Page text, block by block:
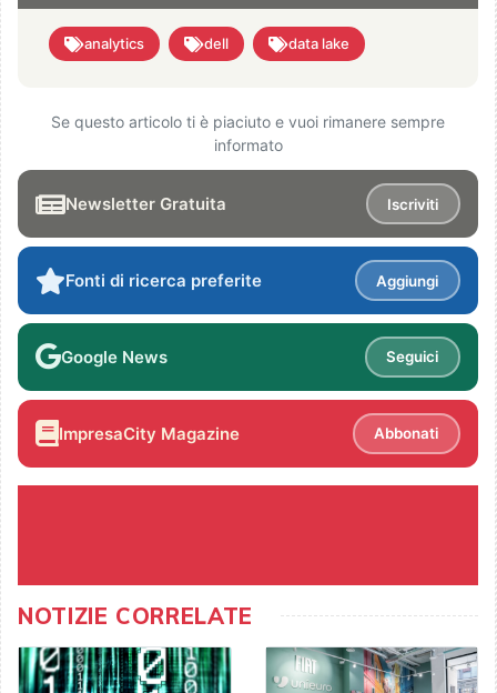
analytics dell data lake
Se questo articolo ti è piaciuto e vuoi rimanere sempre
informato
Newsletter Gratuita Iscriviti
Fonti di ricerca preferite Aggiungi
Google News Seguici
ImpresaCity Magazine Abbonati
NOTIZIE CORRELATE